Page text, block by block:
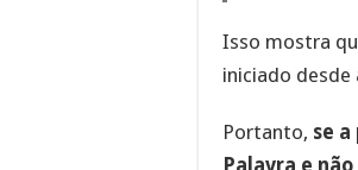
Isso mostra
iniciado desde
Portanto, se
Palavra e